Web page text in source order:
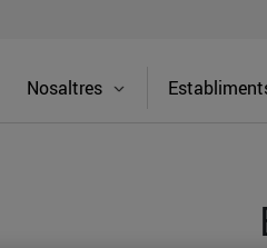
Nosaltres